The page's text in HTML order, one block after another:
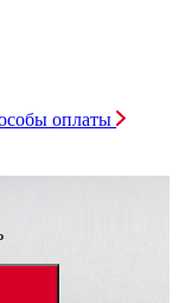
оплаты